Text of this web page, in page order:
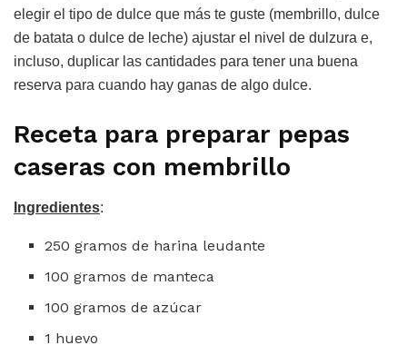
elegir el tipo de dulce que más te guste (membrillo, dulce
de batata o dulce de leche) ajustar el nivel de dulzura e,
incluso, duplicar las cantidades para tener una buena
reserva para cuando hay ganas de algo dulce.
Receta para preparar pepas
caseras con membrillo
Ingredientes:
250 gramos de harina leudante
100 gramos de manteca
100 gramos de azúcar
1 huevo